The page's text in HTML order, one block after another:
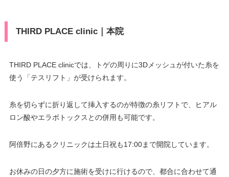
THIRD PLACE clinic｜本院
THIRD PLACE clinicでは、トゲの周りに3Dメッシュが付いた糸を
使う「テスリフト」が受けられます。
糸を切らずに折り返して挿入するのが特徴の糸リフトで、ヒアル
ロン酸やエラボトックスとの併用も可能です。
阿倍野にあるクリニックは土日祝も17:00まで開院しています。
お休みの日の夕方に施術を受けに行けるので、都合に合わせて通